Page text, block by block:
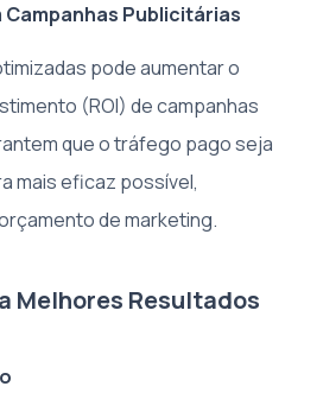
Campanhas Publicitárias
pode aumentar o
(ROI) de campanhas
que o tráfego pago seja
mais eficaz possível,
de marketing.
Melhores Resultados